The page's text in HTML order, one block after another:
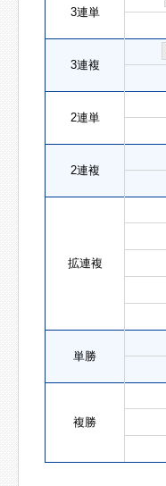
3連単
3連複
2連単
2連複
拡連複
単勝
複勝